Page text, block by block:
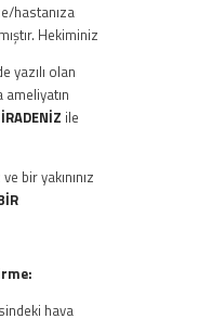
hastanıza
Hekiminiz
yazılı olan
ile
bir yakınınız
hava